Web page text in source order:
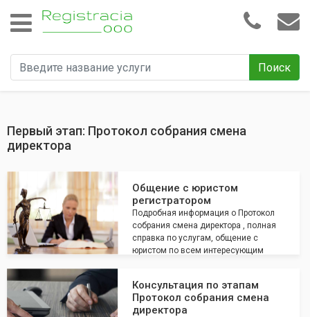
Поиск
Первый этап: Протокол собрания смена
директора
Общение с юристом
регистратором
Подробная информация о Протокол
собрания смена директора , полная
справка по услугам, общение с
юристом по всем интересующим
Консультация по этапам
Протокол собрания смена
директора